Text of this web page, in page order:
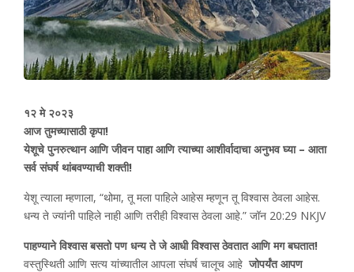
१२ मे २०२३
आज तुमच्यासाठी कृपा!
येशूचे पुनरुत्थान आणि जीवन पाहा आणि त्याच्या आशीर्वादाचा अनुभव घ्या – आता
सर्व संघर्ष थांबवण्याची शक्ती!
येशू त्याला म्हणाला, “थोमा, तू मला पाहिले आहेस म्हणून तू विश्वास ठेवला आहेस.
धन्य ते ज्यांनी पाहिले नाही आणि तरीही विश्वास ठेवला आहे.” जॉन 20:29 NKJV
पाहण्याने विश्वास बसतो पण धन्य ते जे आधी विश्वास ठेवतात आणि मग बघतात!
वस्तुस्थिती आणि सत्य यांच्यातील आपला संघर्ष चालूच आहेजोपर्यंत आपण